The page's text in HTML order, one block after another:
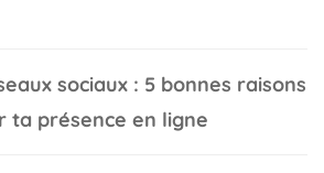
sociaux : 5 bonnes raisons
ta présence en ligne